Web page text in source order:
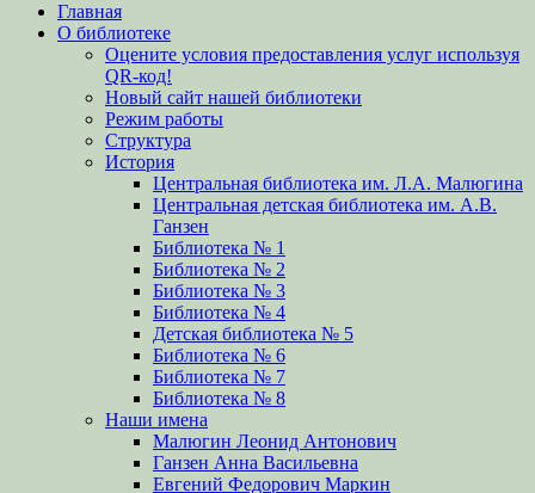
вверх
Главная
О библиотеке
Оцените условия предоставления услуг используя
QR-код!
Новый сайт нашей библиотеки
Режим работы
Структура
История
Центральная библиотека им. Л.А. Малюгина
Центральная детская библиотека им. А.В.
Ганзен
Библиотека № 1
Библиотека № 2
Библиотека № 3
Библиотека № 4
Детская библиотека № 5
Библиотека № 6
Библиотека № 7
Библиотека № 8
Наши имена
Малюгин Леонид Антонович
Ганзен Анна Васильевна
Евгений Федорович Маркин